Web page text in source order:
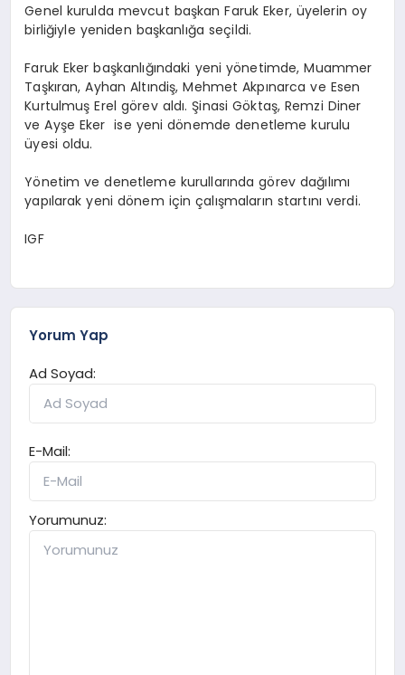
Genel kurulda mevcut başkan Faruk Eker, üyelerin oy
birliğiyle yeniden başkanlığa seçildi.
Faruk Eker başkanlığındaki yeni yönetimde, Muammer
Taşkıran, Ayhan Altındiş, Mehmet Akpınarca ve Esen
Kurtulmuş Erel görev aldı. Şinasi Göktaş, Remzi Diner
ve Ayşe Eker ise yeni dönemde denetleme kurulu
üyesi oldu.
Yönetim ve denetleme kurullarında görev dağılımı
yapılarak yeni dönem için çalışmaların startını verdi.
IGF
Yorum Yap
Ad Soyad:
E-Mail:
Yorumunuz: